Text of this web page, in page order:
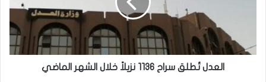
الماضي
العدل تُطلق سراح 1136 نزيلاً خلال الشهر الماضي